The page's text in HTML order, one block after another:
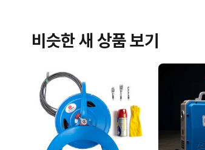
비슷한 새 상품 보기